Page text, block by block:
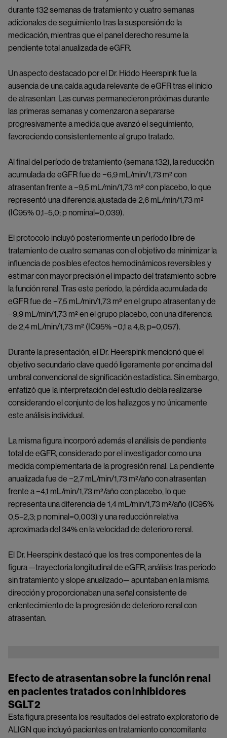
durante 132 semanas de tratamiento y cuatro semanas
adicionales de seguimiento tras la suspensión de la
medicación, mientras que el panel derecho resume la
pendiente total anualizada de eGFR.
Un aspecto destacado por el Dr. Hiddo Heerspink fue la
ausencia de una caída aguda relevante de eGFR tras el inicio
de atrasentan. Las curvas permanecieron próximas durante
las primeras semanas y comenzaron a separarse
progresivamente a medida que avanzó el seguimiento,
favoreciendo consistentemente al grupo tratado.
Al final del período de tratamiento (semana 132), la reducción
acumulada de eGFR fue de −6,9 mL/min/1,73 m² con
atrasentan frente a −9,5 mL/min/1,73 m² con placebo, lo que
representó una diferencia ajustada de 2,6 mL/min/1,73 m²
(IC95% 0,1–5,0; p nominal=0,039).
El protocolo incluyó posteriormente un período libre de
tratamiento de cuatro semanas con el objetivo de minimizar la
influencia de posibles efectos hemodinámicos reversibles y
estimar con mayor precisión el impacto del tratamiento sobre
la función renal. Tras este período, la pérdida acumulada de
eGFR fue de −7,5 mL/min/1,73 m² en el grupo atrasentan y de
−9,9 mL/min/1,73 m² en el grupo placebo, con una diferencia
de 2,4 mL/min/1,73 m² (IC95% −0,1 a 4,8; p=0,057).
Durante la presentación, el Dr. Heerspink mencionó que el
objetivo secundario clave quedó ligeramente por encima del
umbral convencional de significación estadística. Sin embargo,
enfatizó que la interpretación del estudio debía realizarse
considerando el conjunto de los hallazgos y no únicamente
este análisis individual.
La misma figura incorporó además el análisis de pendiente
total de eGFR, considerado por el investigador como una
medida complementaria de la progresión renal. La pendiente
anualizada fue de −2,7 mL/min/1,73 m²/año con atrasentan
frente a −4,1 mL/min/1,73 m²/año con placebo, lo que
representa una diferencia de 1,4 mL/min/1,73 m²/año (IC95%
0,5–2,3; p nominal=0,003) y una reducción relativa
aproximada del 34% en la velocidad de deterioro renal.
El Dr. Heerspink destacó que los tres componentes de la
figura —trayectoria longitudinal de eGFR, análisis tras periodo
sin tratamiento y slope anualizado— apuntaban en la misma
dirección y proporcionaban una señal consistente de
enlentecimiento de la progresión de deterioro renal con
atrasentan.
Efecto de atrasentan sobre la función renal
en pacientes tratados con inhibidores
SGLT2
Esta figura presenta los resultados del estrato exploratorio de
ALIGN que incluyó pacientes en tratamiento concomitante